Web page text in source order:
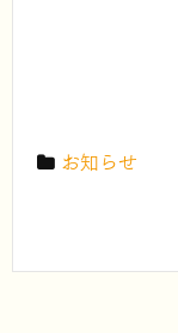
お知らせ